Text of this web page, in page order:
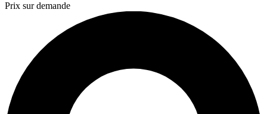
Prix sur demande